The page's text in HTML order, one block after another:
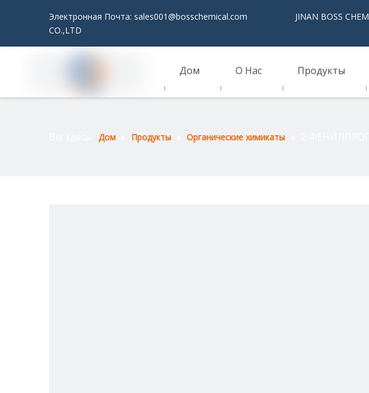
Электронная Почта: sales001@bosschemical.com JINAN BOSS CHEM
CO.,LTD
Дом О Нас Продукты
Дом Продукты Органические химикаты